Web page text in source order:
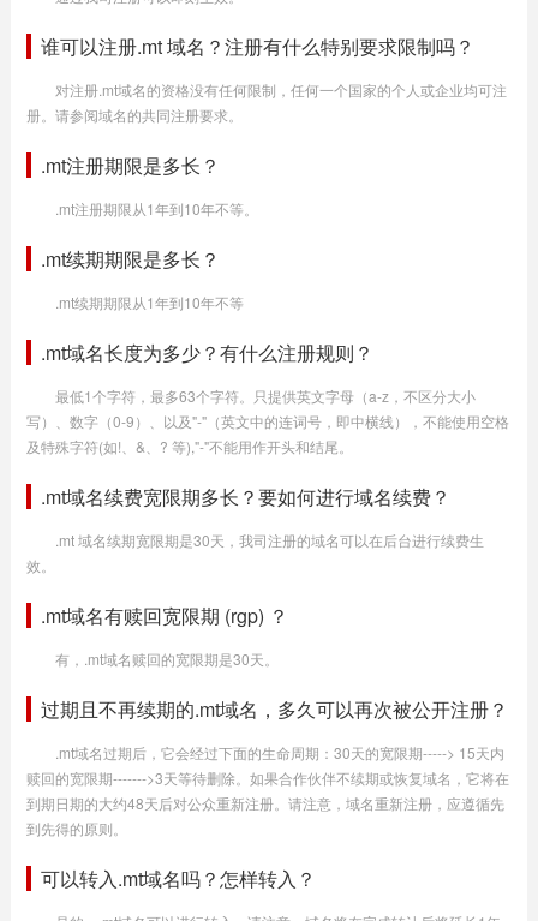
谁可以注册.mt 域名？注册有什么特别要求限制吗？
对注册.mt域名的资格没有任何限制，任何一个国家的个人或企业均可注
册。请参阅域名的共同注册要求。
.mt注册期限是多长？
.mt注册期限从1年到10年不等。
.mt续期期限是多长？
.mt续期期限从1年到10年不等
.mt域名长度为多少？有什么注册规则？
最低1个字符，最多63个字符。只提供英文字母（a-z，不区分大小
写）、数字（0-9）、以及"-"（英文中的连词号，即中横线），不能使用空格
及特殊字符(如!、&、? 等),"-"不能用作开头和结尾。
.mt域名续费宽限期多长？要如何进行域名续费？
.mt 域名续期宽限期是30天，我司注册的域名可以在后台进行续费生
效。
.mt域名有赎回宽限期 (rgp) ？
有，.mt域名赎回的宽限期是30天。
过期且不再续期的.mt域名，多久可以再次被公开注册？
.mt域名过期后，它会经过下面的生命周期：30天的宽限期-----> 15天内
赎回的宽限期------->3天等待删除。如果合作伙伴不续期或恢复域名，它将在
到期日期的大约48天后对公众重新注册。请注意，域名重新注册，应遵循先
到先得的原则。
可以转入.mt域名吗？怎样转入？